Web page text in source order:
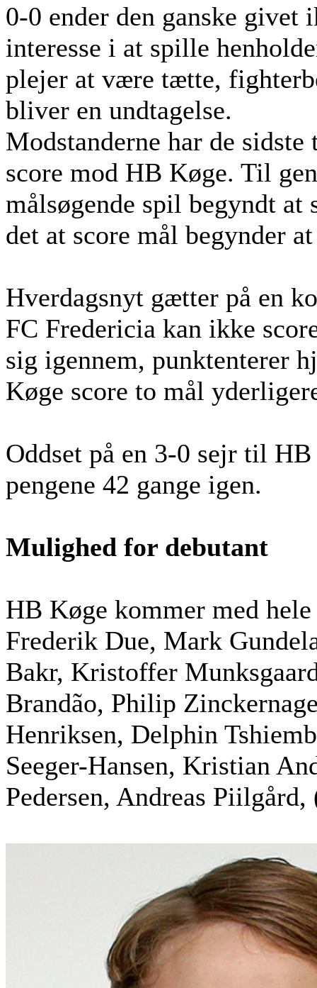
0-0 ender den ganske givet
interesse i at spille
plejer at være tætte,
bliver en undtagelse.
Modstanderne har de
score mod HB Køge. Til
målsøgende spil begyndt
det at score mål begynder
Hverdagsnyt gætter på en
FC Fredericia kan ikke
sig igennem, punktenterer
Køge score to mål
Oddset på en 3-0 sejr til
pengene 42 gange igen.
Mulighed for debutant
HB Køge kommer med
Frederik Due, Mark
Bakr, Kristoffer
Brandão, Philip
Henriksen, Delphin
Seeger-Hansen, Kristian
Pedersen, Andreas